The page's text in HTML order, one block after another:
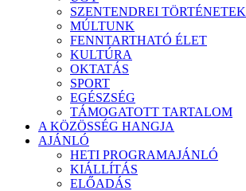
SZENTENDREI TÖRTÉNETEK
MÚLTUNK
FENNTARTHATÓ ÉLET
KULTÚRA
OKTATÁS
SPORT
EGÉSZSÉG
TÁMOGATOTT TARTALOM
A KÖZÖSSÉG HANGJA
AJÁNLÓ
HETI PROGRAMAJÁNLÓ
KIÁLLÍTÁS
ELŐADÁS